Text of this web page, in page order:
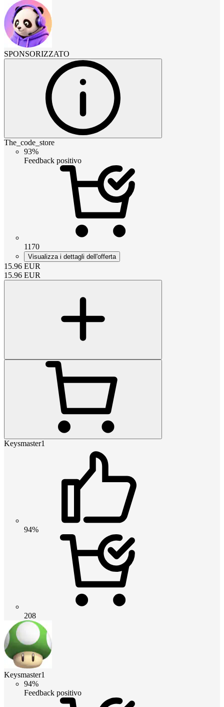
SPONSORIZZATO
The_code_store
93%
Feedback positivo
1170
Visualizza i dettagli dell'offerta
15.96 EUR
15.96 EUR
Keysmaster1
94%
208
Keysmaster1
94%
Feedback positivo